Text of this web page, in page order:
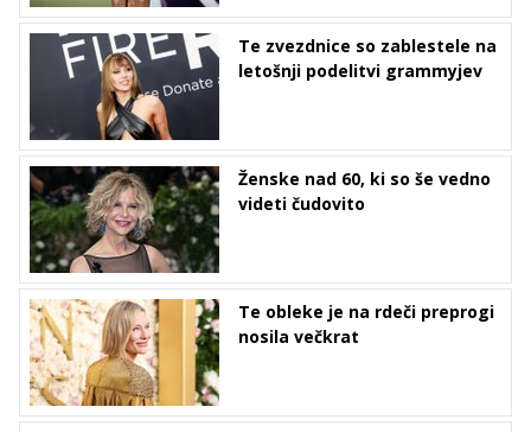
Te zvezdnice so zablestele na
letošnji podelitvi grammyjev
Ženske nad 60, ki so še vedno
videti čudovito
Te obleke je na rdeči preprogi
nosila večkrat